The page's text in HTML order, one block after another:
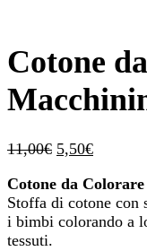
Cotone
11,00€ Il
originale
era:
11,00€.
5,50€Il
attuale
è:
5,50€.
Cotone da
Stoffa di cotone con
i bimbi colorando a
tessuti.